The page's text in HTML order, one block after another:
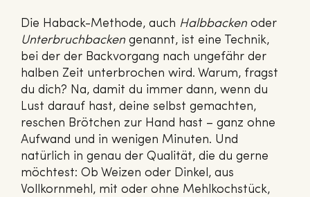
Die Haback-Methode, auch Halbbacken oder
Unterbruchbacken genannt, ist eine Technik,
bei der der Backvorgang nach ungefähr der
halben Zeit unterbrochen wird. Warum, fragst
du dich? Na, damit du immer dann, wenn du
Lust darauf hast, deine selbst gemachten,
reschen Brötchen zur Hand hast – ganz ohne
Aufwand und in wenigen Minuten. Und
natürlich in genau der Qualität, die du gerne
möchtest: Ob Weizen oder Dinkel, aus
Vollkornmehl, mit oder ohne Mehlkochstück,